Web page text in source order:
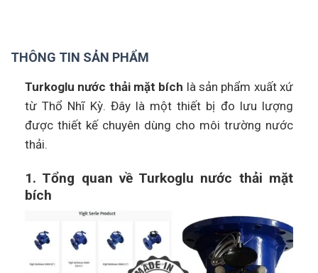
THÔNG TIN SẢN PHẨM
Turkoglu nước thải mặt bích là sản phẩm xuất xứ
từ Thổ Nhĩ Kỳ. Đây là một thiết bị đo lưu lượng
được thiết kế chuyên dùng cho môi trường nước
thải.
1. Tổng quan về Turkoglu nước thải mặt
bích